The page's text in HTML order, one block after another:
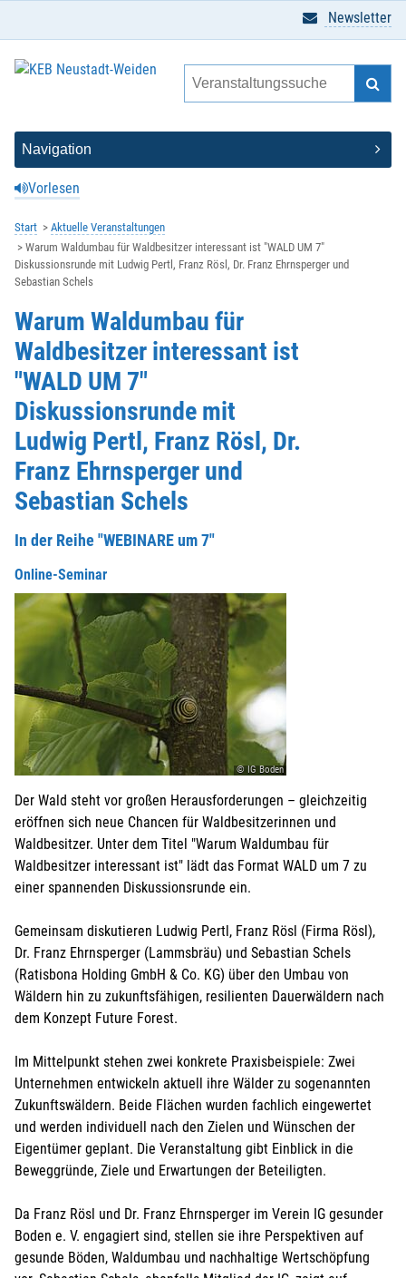
Vorlesen
Newsletter
Start
Aktuelle Veranstaltungen
Warum Waldumbau für Waldbesitzer interessant ist "WALD UM 7"
Diskussionsrunde mit Ludwig Pertl, Franz Rösl, Dr. Franz Ehrnsperger und
Sebastian Schels
Warum Waldumbau für
Waldbesitzer interessant ist
"WALD UM 7"
Diskussionsrunde mit
Ludwig Pertl, Franz Rösl, Dr.
Franz Ehrnsperger und
Sebastian Schels
In der Reihe "WEBINARE um 7"
Online-Seminar
© IG Boden
Der Wald steht vor großen Herausforderungen – gleichzeitig
eröffnen sich neue Chancen für Waldbesitzerinnen und
Waldbesitzer. Unter dem Titel "Warum Waldumbau für
Waldbesitzer interessant ist" lädt das Format WALD um 7 zu
einer spannenden Diskussionsrunde ein.
Gemeinsam diskutieren Ludwig Pertl, Franz Rösl (Firma Rösl),
Dr. Franz Ehrnsperger (Lammsbräu) und Sebastian Schels
(Ratisbona Holding GmbH & Co. KG) über den Umbau von
Wäldern hin zu zukunftsfähigen, resilienten Dauerwäldern nach
dem Konzept Future Forest.
Im Mittelpunkt stehen zwei konkrete Praxisbeispiele: Zwei
Unternehmen entwickeln aktuell ihre Wälder zu sogenannten
Zukunftswäldern. Beide Flächen wurden fachlich eingewertet
und werden individuell nach den Zielen und Wünschen der
Eigentümer geplant. Die Veranstaltung gibt Einblick in die
Beweggründe, Ziele und Erwartungen der Beteiligten.
Da Franz Rösl und Dr. Franz Ehrnsperger im Verein IG gesunder
Boden e. V. engagiert sind, stellen sie ihre Perspektiven auf
gesunde Böden, Waldumbau und nachhaltige Wertschöpfung